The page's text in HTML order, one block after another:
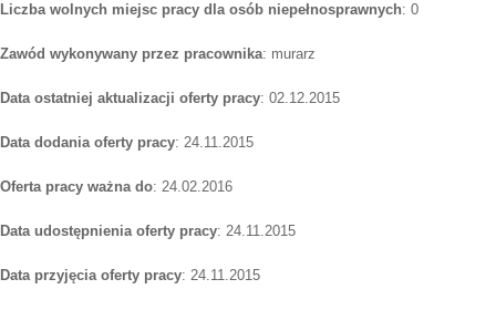
Liczba wolnych miejsc pracy dla osób niepełnosprawnych: 0
Zawód wykonywany przez pracownika: murarz
Data ostatniej aktualizacji oferty pracy: 02.12.2015
Data dodania oferty pracy: 24.11.2015
Oferta pracy ważna do: 24.02.2016
Data udostępnienia oferty pracy: 24.11.2015
Data przyjęcia oferty pracy: 24.11.2015